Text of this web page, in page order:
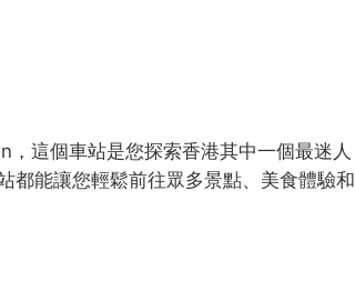
這個車站是您探索香港其中一個最迷人
都能讓您輕鬆前往眾多景點、美食體驗和